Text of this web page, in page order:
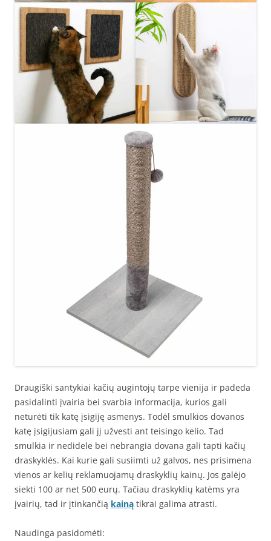
Draugiški santykiai kačių augintojų tarpe vienija ir padeda
pasidalinti įvairia bei svarbia informacija, kurios gali
neturėti tik katę įsigiję asmenys. Todėl smulkios dovanos
katę įsigijusiam gali jį užvesti ant teisingo kelio. Tad
smulkia ir nedidele bei nebrangia dovana gali tapti kačių
draskyklės. Kai kurie gali susiimti už galvos, nes prisimena
vienos ar kelių reklamuojamų draskyklių kainų. Jos galėjo
siekti 100 ar net 500 eurų. Tačiau draskyklių katėms yra
įvairių, tad ir įtinkančią kainą tikrai galima atrasti.
Naudinga pasidomėti: